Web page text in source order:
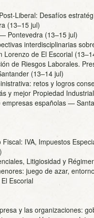
Liberal: Desafíos
(13–15 jul)
Pontevedra (13–15 jul)
interdisciplinarias
de El Escorial
de Riesgos Laborales.
(13–14 jul)
retos y logros
y mejor Propiedad
españolas —
IVA, Impuestos
Litigiosidad y
juego de azar,
Escorial
y las organizaciones: